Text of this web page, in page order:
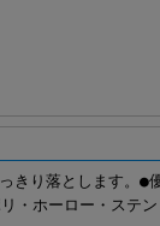
きり落とします。●
・ホーロー・ステン